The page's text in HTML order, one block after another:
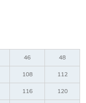
46 48
108 112
116 120